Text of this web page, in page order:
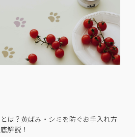
は？黄ばみ・シミを防ぐお手入れ方
解説！